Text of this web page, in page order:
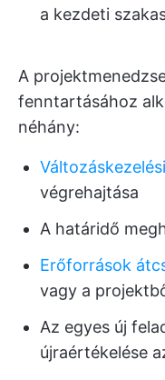
a kezdeti
A
fenntartásához
néhány:
végrehajtása
A határidő
Erőforrások
vagy a
Az egyes új
újraértékelése